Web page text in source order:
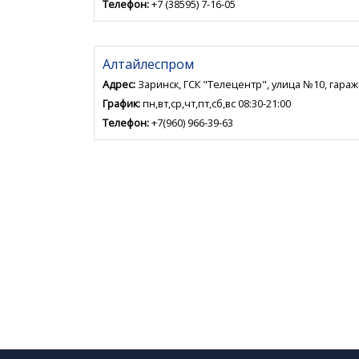
Телефон:+7 (38595) 7-16-05
Алтайлеспром
Адрес: Заринск, ГСК "Телецентр", улица №10,
График:пн,вт,ср,чт,пт,сб,вс 08:30-21:00
Телефон:+7(960) 966-39-63